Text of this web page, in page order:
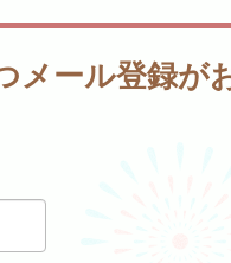
メール登録が